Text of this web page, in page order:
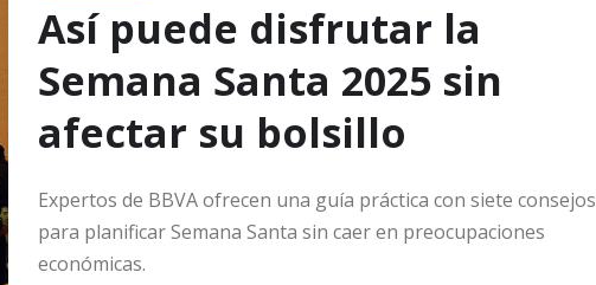
Así puede disfrutar la
Semana Santa 2025 sin
afectar su bolsillo
Expertos de BBVA ofrecen una guía práctica con siete consejos
para planificar Semana Santa sin caer en preocupaciones
económicas.